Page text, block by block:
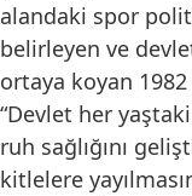
alandaki spor
belirleyen ve
ortaya koyan
“Devlet her
ruh sağlığını
kitlelere